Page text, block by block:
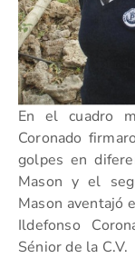
En el cuadro
Coronado
golpes en
Mason y el
Mason aventajó
Ildefonso
Sénior de la C.V.